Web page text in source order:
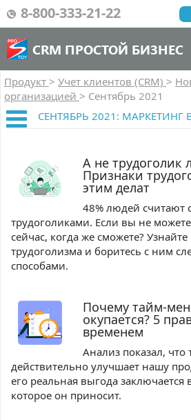
8-800-333-21-22
CRM ПРОСТОЙ БИЗНЕС
Продукт > Учет клиентов (CRM) >
организацией > Сентябрь 2021
СЕНТЯБРЬ 2021: МАРКЕТИНГ
А не трудоголик
Признаки
этим делат
48% людей считают
трудоголиками. Если вы не
сейчас, когда же сможете?
трудоголизма и боритесь с ним
способами.
Почему тайм-
окупается? 5
временем
Анализ показал,
действительно улучшает нашу
его реальная выгода заключается
которое он приносит.